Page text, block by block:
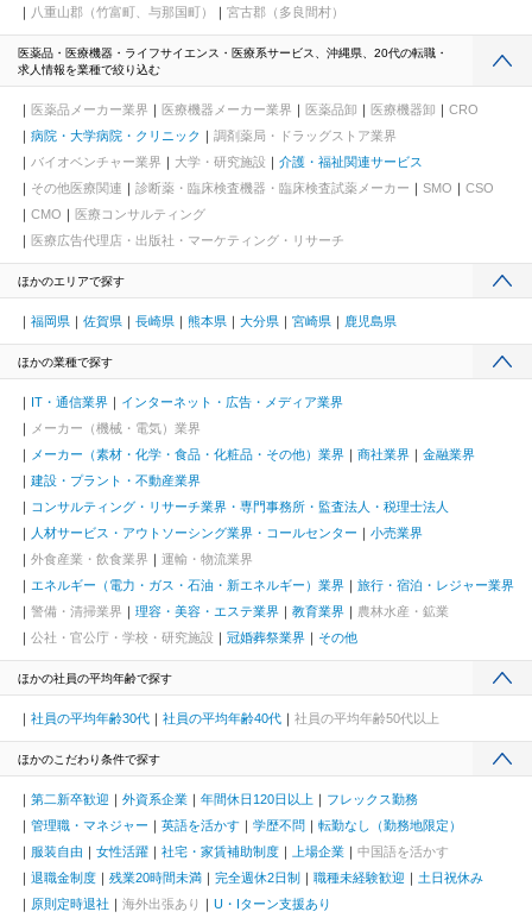
八重山郡（竹富町、与那国町）
宮古郡（多良間村）
医薬品・医療機器・ライフサイエンス・医療系サービス、沖縄県、20代の転職・
求人情報を業種で絞り込む
医薬品メーカー業界 医療機器メーカー業界 医薬品卸 医療機器卸
CRO
病院・大学病院・クリニック
調剤薬局・ドラッグストア業界
バイオベンチャー業界
大学・研究施設
介護・福祉関連サービス
その他医療関連
診断薬・臨床検査機器・臨床検査試薬メーカー SMO
CSO
CMO
医療コンサルティング
医療広告代理店・出版社・マーケティング・リサーチ
ほかのエリアで探す
福岡県 佐賀県 長崎県 熊本県 大分県 宮崎県 鹿児島県
ほかの業種で探す
IT・通信業界
インターネット・広告・メディア業界
メーカー（機械・電気）業界
メーカー（素材・化学・食品・化粧品・その他）業界
商社業界
金融業界
建設・プラント・不動産業界
コンサルティング・リサーチ業界・専門事務所・監査法人・税理士法人
人材サービス・アウトソーシング業界・コールセンター
小売業界
外食産業・飲食業界
運輸・物流業界
エネルギー（電力・ガス・石油・新エネルギー）業界
旅行・宿泊・レジャー業界
警備・清掃業界
理容・美容・エステ業界 教育業界
農林水産・鉱業
公社・官公庁・学校・研究施設
冠婚葬祭業界 その他
ほかの社員の平均年齢で探す
社員の平均年齢30代 社員の平均年齢40代 社員の平均年齢50代以上
ほかのこだわり条件で探す
第二新卒歓迎 外資系企業 年間休日120日以上
フレックス勤務
管理職・マネジャー
英語を活かす 学歴不問
転勤なし（勤務地限定）
服装自由
女性活躍 社宅・家賃補助制度 上場企業
中国語を活かす
退職金制度
残業20時間未満 完全週休2日制 職種未経験歓迎
土日祝休み
原則定時退社
海外出張あり U・Iターン支援あり